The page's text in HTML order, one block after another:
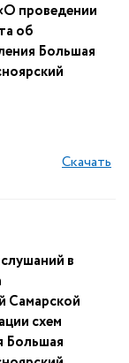
проведении
об
Большая
Скачать
в
Самарской
схем
Большая